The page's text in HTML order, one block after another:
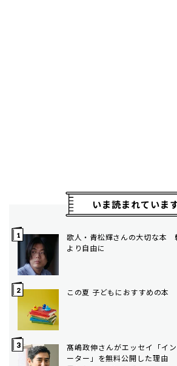
いま読まれていま
歌人・青松輝さんの大切な本
より自由に
この夏 子どもにおすすめの本
髙嶋政伸さんがエッセイ「イ
ーター」を無料公開した理由